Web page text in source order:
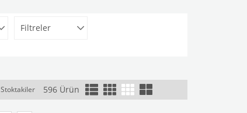
Filtreler
Stoktakiler 596 Ürün